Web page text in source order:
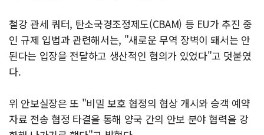
철강 관세 쿼터, 탄소국경조정제도(CBAM) 등 EU가 추진 중
인 규제 입법과 관련해서는, "새로운 무역 장벽이 돼서는 안
된다는 입장을 전달하고 생산적인 협의가 있었다"고 덧붙였
다.
위 안보실장은 또 "비밀 보호 협정의 협상 개시와 승객 예약
자료 전송 협정 타결을 통해 양국 간의 안보 분야 협력을 강